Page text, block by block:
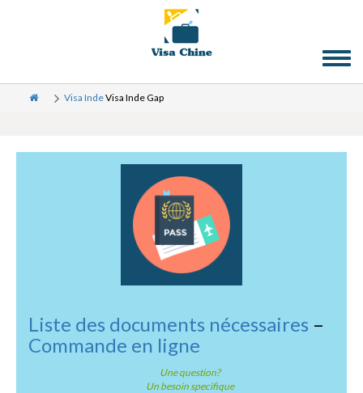
Visa IndeVisa Inde Gap
Liste des documents nécessaires –
Commande en ligne
Une question?
Un besoin specifique